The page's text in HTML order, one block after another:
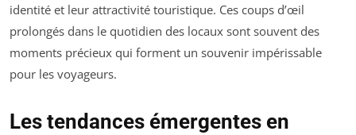
identité et leur attractivité touristique. Ces coups d’œil
prolongés dans le quotidien des locaux sont souvent des
moments précieux qui forment un souvenir impérissable
pour les voyageurs.
Les tendances émergentes en